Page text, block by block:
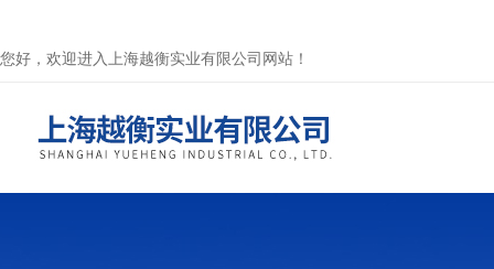
您好，欢迎进入上海越衡实业有限公司网站！